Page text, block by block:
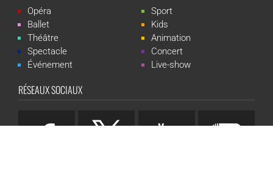
Opéra
Ballet
Théâtre
Spectacle
Événement
Sport
Kids
Animation
Concert
Live-show
RÉSEAUX SOCIAUX